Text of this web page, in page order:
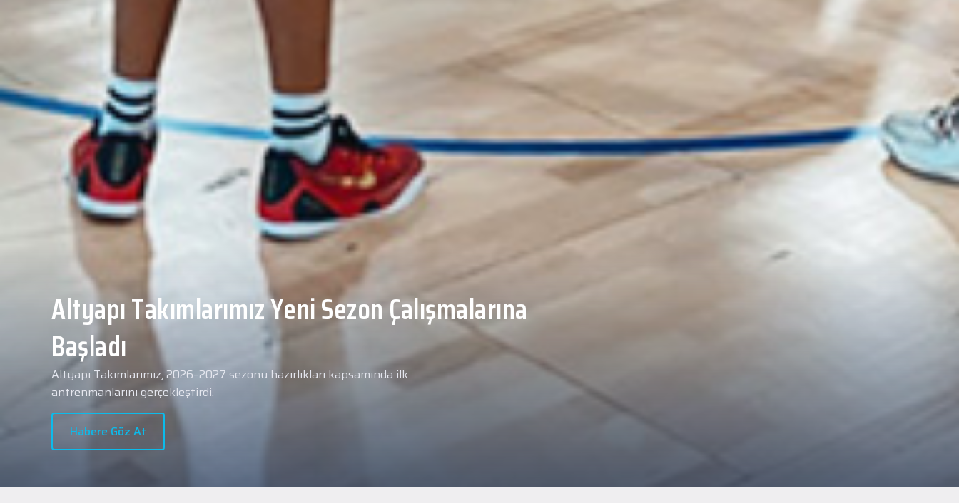
Yeni transferimiz Collin Malcolm, Anadolu Sağlık
Merkezi Hastanesi'nde sağlık kontrolünden
geçti.
2026 - 2027 sezonu öncesindeki transfer çalışmalarımız kapsamında yeni
transferlerimizden Collin Malcolm, bugün partnerimiz Anadolu Sağlık Merkezi
Hastanesi'nde kapsamlı sağlık kontrollerinden geçti.
Habere Göz At